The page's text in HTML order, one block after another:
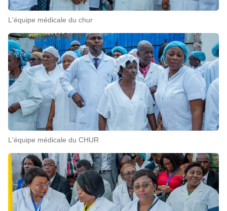
L'équipe médicale du chur
L'équipe médicale du CHUR